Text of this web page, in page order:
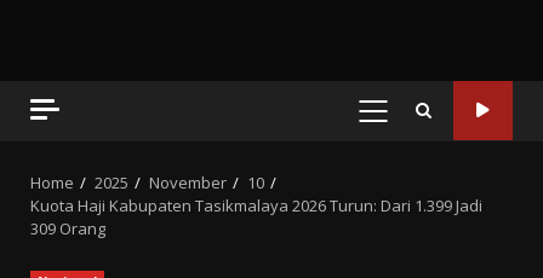
PRIMARY
Home 2025 November
10
Kuota Haji Kabupaten Tasikmalaya 2026 Turun: Dari 1.399 Jadi
309 Orang